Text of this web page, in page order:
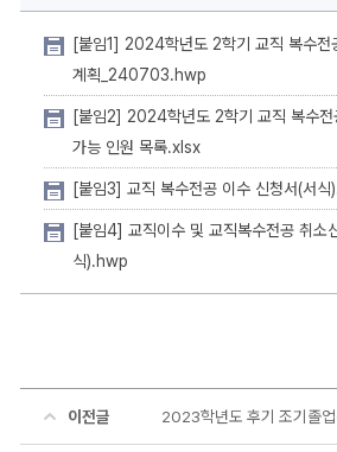
[붙임1] 2024학년도 2학기 교직 복수전
계획_240703.hwp
[붙임2] 2024학년도 2학기 교직 복수전
가능 인원 목록.xlsx
[붙임3] 교직 복수전공 이수 신청서(서
[붙임4] 교직이수 및 교직복수전공 취소
식).hwp
이전글 2023학년도 후기 조기졸업·학사학위취득